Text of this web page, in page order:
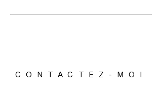
CONTACTEZ-MOI